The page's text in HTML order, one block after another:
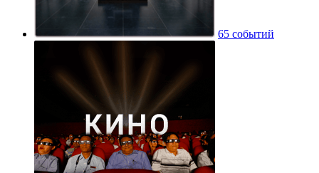
65 событий